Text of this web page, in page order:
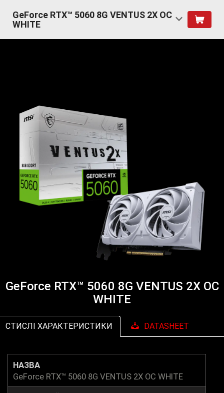
GeForce RTX™ 5060 8G VENTUS 2X OC
WHITE
GeForce RTX™ 5060 8G VENTUS 2X OC
WHITE
СТИСЛІ ХАРАКТЕРИСТИКИ DATASHEET
НАЗВА
GeForce RTX™ 5060 8G VENTUS 2X OC WHITE